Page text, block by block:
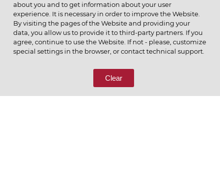
© 2026 ОАО
ПОЗВОНИТЕ НАМ
8 (800) 333-65-66
about you and to get information about your user
experience. It is necessary in order to improve the Website.
By visiting the pages of the Website and providing your
data, you allow us to provide it to third-party partners. If you
agree, continue to use the Website. If not - please, customize
special settings in the browser, or contact technical support.
Clear